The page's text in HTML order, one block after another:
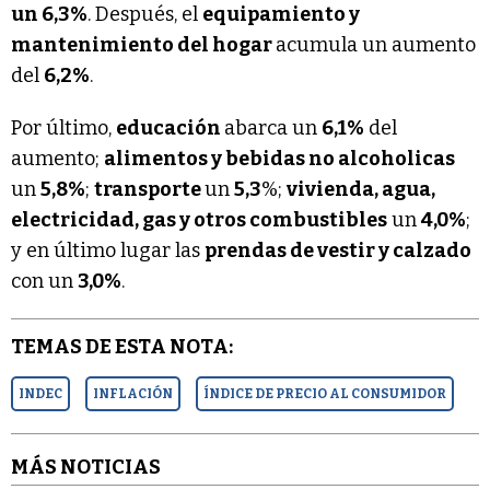
un 6,3%. Después, el equipamiento y
mantenimiento del hogaracumula un aumento
del 6,2%.
Por último, educación abarca un 6,1% del
aumento; alimentos y bebidas no alcoholicas
un5,8%; transporteun5,3%; vivienda, agua,
electricidad, gas y otros combustiblesun4,0%;
y en último lugar las prendas de vestir y calzado
con un3,0%.
TEMAS DE ESTA NOTA:
INDEC INFLACIÓN ÍNDICE DE PRECIO AL CONSUMIDOR
MÁS NOTICIAS